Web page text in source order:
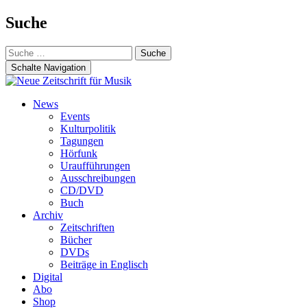
Suche
Suche
nach:
Schalte Navigation
Zum
News
Events
Kulturpolitik
Tagungen
Hörfunk
Uraufführungen
Ausschreibungen
CD/DVD
Buch
Archiv
Zeitschriften
Bücher
DVDs
Beiträge in Englisch
Digital
Abo
Shop